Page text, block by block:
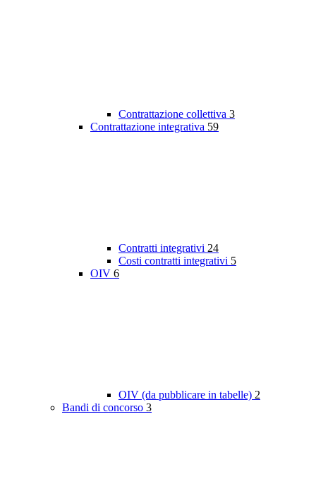
Contrattazione collettiva 3
Contrattazione integrativa 59
Contratti integrativi 24
Costi contratti integrativi 5
OIV 6
OIV (da pubblicare in tabelle) 2
Bandi di concorso 3